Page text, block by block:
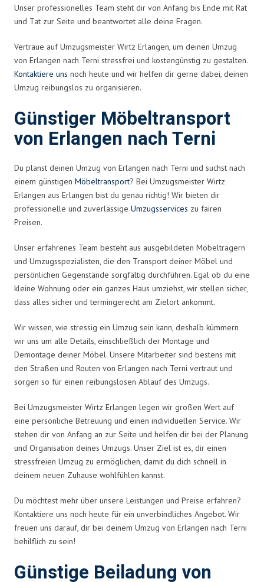
Unser professionelles Team steht dir von Anfang bis Ende mit Rat
und Tat zur Seite und beantwortet alle deine Fragen.
Vertraue auf Umzugsmeister Wirtz Erlangen, um deinen Umzug
von Erlangen nach Terni stressfrei und kostengünstig zu gestalten.
Kontaktiere uns noch heute und wir helfen dir gerne dabei, deinen
Umzug reibungslos zu organisieren.
Günstiger Möbeltransport
von Erlangen nach Terni
Du planst deinen Umzug von Erlangen nach Terni und suchst nach
einem günstigen Möbeltransport? Bei Umzugsmeister Wirtz
Erlangen aus Erlangen bist du genau richtig! Wir bieten dir
professionelle und zuverlässige Umzugsservices zu fairen
Preisen.
Unser erfahrenes Team besteht aus ausgebildeten Möbelträgern
und Umzugsspezialisten, die den Transport deiner Möbel und
persönlichen Gegenstände sorgfältig durchführen. Egal ob du eine
kleine Wohnung oder ein ganzes Haus umziehst, wir stellen sicher,
dass alles sicher und termingerecht am Zielort ankommt.
Wir wissen, wie stressig ein Umzug sein kann, deshalb kümmern
wir uns um alle Details, einschließlich der Montage und
Demontage deiner Möbel. Unsere Mitarbeiter sind bestens mit
den Straßen und Routen von Erlangen nach Terni vertraut und
sorgen so für einen reibungslosen Ablauf des Umzugs.
Bei Umzugsmeister Wirtz Erlangen legen wir großen Wert auf
eine persönliche Betreuung und einen individuellen Service. Wir
stehen dir von Anfang an zur Seite und helfen dir bei der Planung
und Organisation deines Umzugs. Unser Ziel ist es, dir einen
stressfreien Umzug zu ermöglichen, damit du dich schnell in
deinem neuen Zuhause wohlfühlen kannst.
Du möchtest mehr über unsere Leistungen und Preise erfahren?
Kontaktiere uns noch heute für ein unverbindliches Angebot. Wir
freuen uns darauf, dir bei deinem Umzug von Erlangen nach Terni
behilflich zu sein!
Günstige Beiladung von